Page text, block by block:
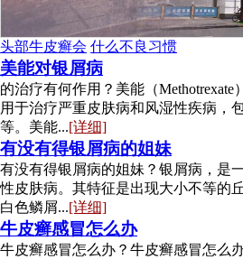
头部牛皮癣会 什么不良习惯
美能对银屑病
的治疗有何作用？美能（Methotrexate
用于治疗严重皮肤病和风湿性疾病，
等。美能...[详细]
有没有得银屑病的姐妹
有没有得银屑病的姐妹？银屑病，是
性皮肤病。其特征是出现大小不等的
白色鳞屑...[详细]
牛皮癣感冒怎么办
牛皮癣感冒怎么办？牛皮癣感冒怎么